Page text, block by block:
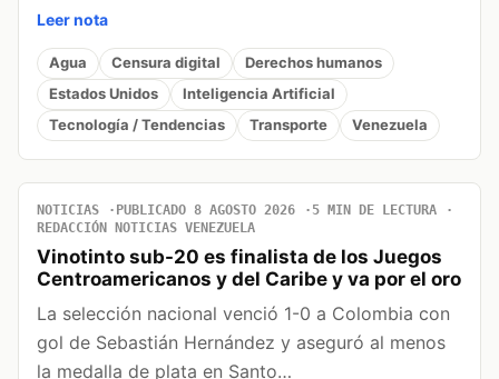
Leer nota
Agua Censura digital
Derechos humanos
Estados Unidos
Inteligencia Artificial
Tecnología / Tendencias
Transporte Venezuela
NOTICIAS PUBLICADO 8 AGOSTO 2026
5 MIN DE LECTURA
REDACCIÓN NOTICIAS VENEZUELA
Vinotinto sub-20 es finalista de los Juegos
Centroamericanos y del Caribe y va por el oro
La selección nacional venció 1-0 a Colombia con
gol de Sebastián Hernández y aseguró al menos
la medalla de plata en Santo…